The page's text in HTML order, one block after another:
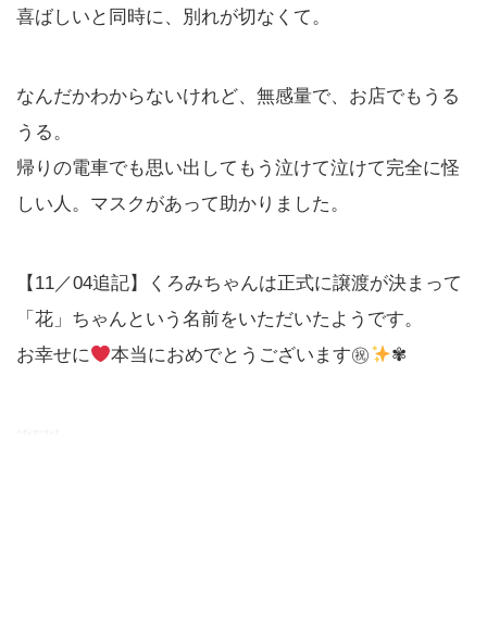
喜ばしいと同時に、別れが切なくて。
なんだかわからないけれど、無感量で、お店でもうる
うる。
帰りの電車でも思い出してもう泣けて泣けて完全に怪
しい人。マスクがあって助かりました。
【11／04追記】くろみちゃんは正式に譲渡が決まって
「花」ちゃんという名前をいただいたようです。
お幸せに
本当におめでとうございます㊗ ✾